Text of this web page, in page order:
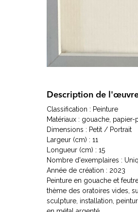
Description de
Classification : Peinture
Matériaux : gouache, papier-
Dimensions : Petit / Portrait
Largeur (cm) : 11
Longueur (cm) : 15
Nombre d'exemplaires :
Année de création : 2023
Peinture en gouache et
thème des oratoires vides,
sculpture, installation,